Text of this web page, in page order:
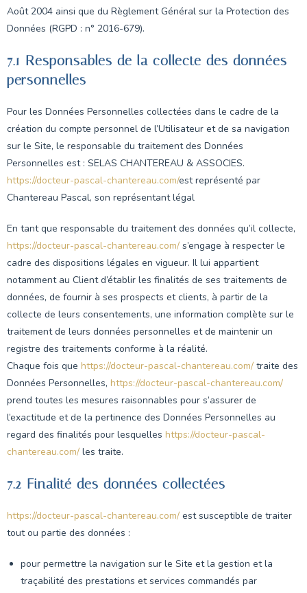
Août 2004 ainsi que du Règlement Général sur la Protection des
Données (RGPD : n° 2016-679).
7.1 Responsables de la collecte des données
personnelles
Pour les Données Personnelles collectées dans le cadre de la
création du compte personnel de l’Utilisateur et de sa navigation
sur le Site, le responsable du traitement des Données
Personnelles est : SELAS CHANTEREAU & ASSOCIES.
https://docteur-pascal-chantereau.com/est représenté par
Chantereau Pascal, son représentant légal
En tant que responsable du traitement des données qu’il collecte,
https://docteur-pascal-chantereau.com/ s’engage à respecter le
cadre des dispositions légales en vigueur. Il lui appartient
notamment au Client d’établir les finalités de ses traitements de
données, de fournir à ses prospects et clients, à partir de la
collecte de leurs consentements, une information complète sur le
traitement de leurs données personnelles et de maintenir un
registre des traitements conforme à la réalité.
Chaque fois que https://docteur-pascal-chantereau.com/ traite des
Données Personnelles, https://docteur-pascal-chantereau.com/
prend toutes les mesures raisonnables pour s’assurer de
l’exactitude et de la pertinence des Données Personnelles au
regard des finalités pour lesquelles https://docteur-pascal-
chantereau.com/ les traite.
7.2 Finalité des données collectées
https://docteur-pascal-chantereau.com/ est susceptible de traiter
tout ou partie des données :
pour permettre la navigation sur le Site et la gestion et la
traçabilité des prestations et services commandés par